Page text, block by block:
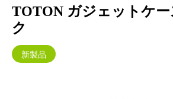
TOTON ガジェットケー
ク
新製品